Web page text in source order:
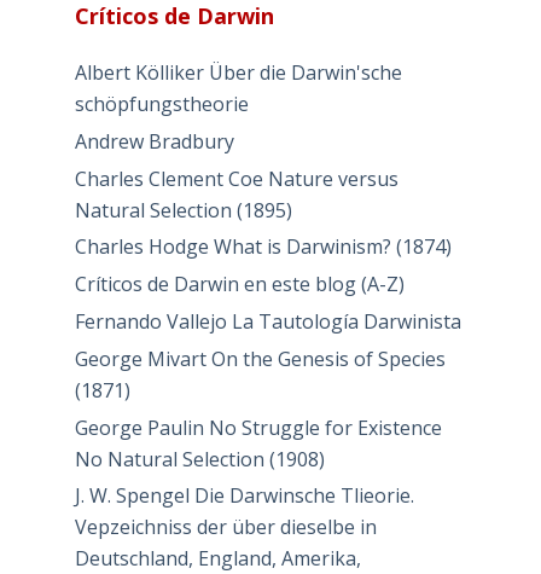
Críticos de Darwin
Albert Kölliker Über die Darwin'sche
schöpfungstheorie
Andrew Bradbury
Charles Clement Coe Nature versus
Natural Selection (1895)
Charles Hodge What is Darwinism? (1874)
Críticos de Darwin en este blog (A-Z)
Fernando Vallejo La Tautología Darwinista
George Mivart On the Genesis of Species
(1871)
George Paulin No Struggle for Existence
No Natural Selection (1908)
J. W. Spengel Die Darwinsche Tlieorie.
Vepzeichniss der über dieselbe in
Deutschland, England, Amerika,